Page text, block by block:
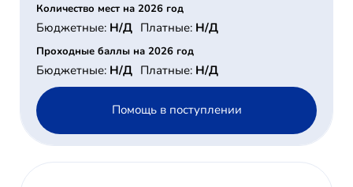
Количество мест на 2026 год
Бюджетные: Н/Д Платные: Н/Д
Проходные баллы на 2026 год
Бюджетные: Н/Д Платные: Н/Д
Помощь в поступлении